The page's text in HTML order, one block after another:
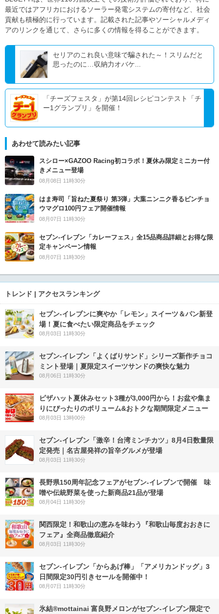
最近ではアフリカにおけるソーラー発電システムの寄付など、社会
貢献も積極的に行っています。記載された記事やソーシャルメディ
アのリンクを通じて、さらに多くの情報を得ることができます。
セリアのこれ良い意味で騙された～！スリムだと
思ったのに…収納力オバケ...
「チーズフェスタ」が第14回レシピコンテスト「チ
ー1グランプリ」を開催！
あわせて読みたい記事
スシロー×GAZOO Racing初コラボ！夏休み限定ミニカー付
きメニュー登場
08月08日 11時30分
はま寿司「旨ねた夏祭り 第3弾」大葉ニンニク香るビンチョ
ウマグロ100円フェア開催情報
08月07日 11時30分
セブン‐イレブン「カレーフェス」全15品商品詳細とお得な限
定キャンペーン情報
08月07日 11時30分
トレンド | アクセスランキング
セブン‐イレブンに爽やか「レモン」スイーツ＆パン新登
場！夏に食べたい限定商品をチェック
08月03日 11時30分
セブン‐イレブン「よくばりサンド」シリーズ新作チョコ
ミント登場｜夏限定スイーツサンドの爽快な魅力
08月06日 11時30分
ピザハット夏休みセット3種が3,000円から！お盆や集ま
りにぴったりのボリューム&おトクな期間限定メニュー
08月03日 13時00分
セブン-イレブン「激辛！台湾ミンチカツ」8月4日数量限
定発売｜名古屋発祥の旨辛グルメが登場
08月03日 11時30分
長野県150周年記念フェアがセブン-イレブンで開催 味
噌や伝統野菜を使った新商品21品が登場
08月04日 11時30分
関西限定！和歌山の恵みを味わう『和歌山毎度おおきに
フェア』全商品徹底紹介
08月03日 11時30分
セブン‐イレブン「からあげ棒」「アメリカンドッグ」3
日間限定30円引きセールを開催中！
08月07日 11時30分
氷結®mottainai 富良野メロンがセブン‐イレブン限定で